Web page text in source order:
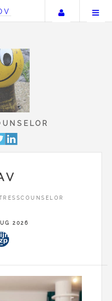
Uw
2026